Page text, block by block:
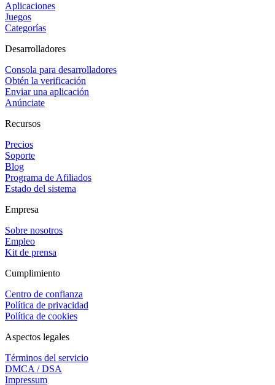
Aplicaciones
Juegos
Categorías
Desarrolladores
Consola para desarrolladores
Obtén la verificación
Enviar una aplicación
Anúnciate
Recursos
Precios
Soporte
Blog
Programa de Afiliados
Estado del sistema
Empresa
Sobre nosotros
Empleo
Kit de prensa
Cumplimiento
Centro de confianza
Política de privacidad
Política de cookies
Aspectos legales
Términos del servicio
DMCA / DSA
Impressum